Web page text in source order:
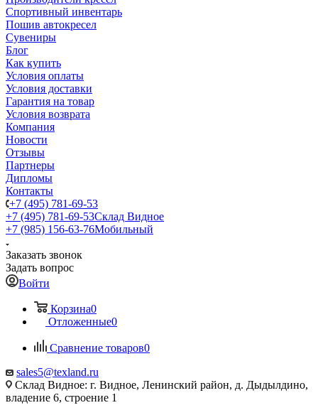
Спортивный инвентарь
Пошив автокресел
Сувениры
Блог
Как купить
Условия оплаты
Условия доставки
Гарантия на товар
Условия возврата
Компания
Новости
Отзывы
Партнеры
Дипломы
Контакты
+7 (495) 781-69-53
+7 (495) 781-69-53Склад Видное
+7 (985) 156-63-76Мобильный
Заказать звонок
Задать вопрос
Войти
Корзина0
Отложенные0
Сравнение товаров0
sales5@texland.ru
Склад Видное: г. Видное, Ленинский район, д. Дыдылдино,
владение 6, строение 1